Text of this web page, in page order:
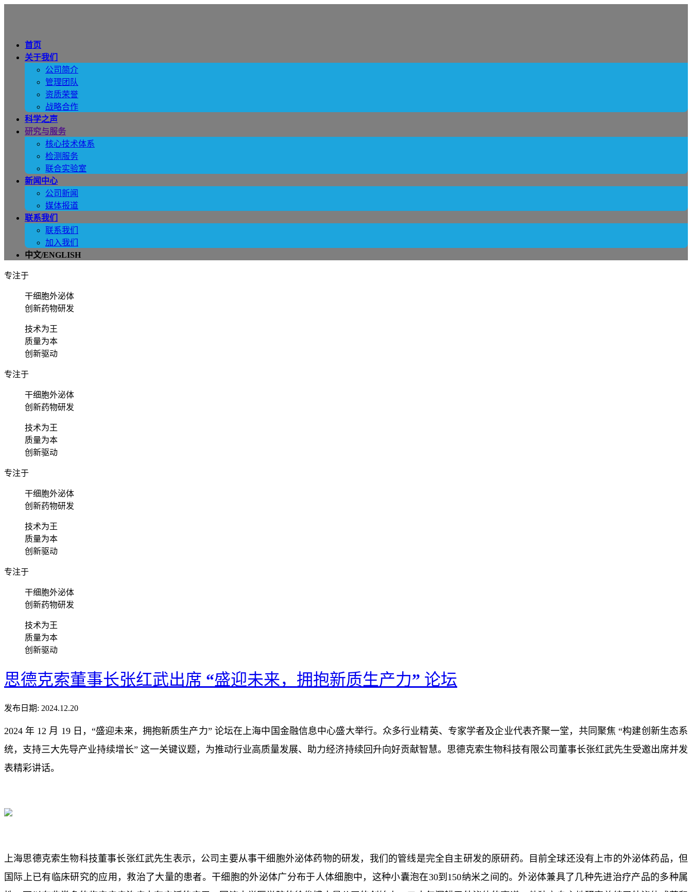
首页
关于我们
公司简介
管理团队
资质荣誉
战略合作
科学之声
研究与服务
核心技术体系
检测服务
联合实验室
新闻中心
公司新闻
媒体报道
联系我们
联系我们
加入我们
中文/ENGLISH
专注于
干细胞外泌体
创新药物研发
技术为王
质量为本
创新驱动
专注于
干细胞外泌体
创新药物研发
技术为王
质量为本
创新驱动
专注于
干细胞外泌体
创新药物研发
技术为王
质量为本
创新驱动
专注于
干细胞外泌体
创新药物研发
技术为王
质量为本
创新驱动
思德克索董事长张红武出席 “盛迎未来，拥抱新质生产力” 论坛
发布日期: 2024.12.20
2024 年 12 月 19 日，“盛迎未来，拥抱新质生产力” 论坛在上海中国金融信息中心盛大举行。众多行业精英、专家学者及企业代表齐聚一堂，共同聚焦 “构建创新生态系
统，支持三大先导产业持续增长” 这一关键议题，为推动行业高质量发展、助力经济持续回升向好贡献智慧。思德克索生物科技有限公司董事长张红武先生受邀出席并发
表精彩讲话。
上海思德克索生物科技董事长张红武先生表示，公司主要从事干细胞外泌体药物的研发，我们的管线是完全自主研发的原研药。目前全球还没有上市的外泌体药品，但
国际上已有临床研究的应用，救治了大量的患者。干细胞的外泌体广分布于人体细胞中，这种小囊泡在30到150纳米之间的。外泌体兼具了几种先进治疗产品的多种属